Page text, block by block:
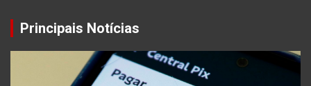
Principais Notícias